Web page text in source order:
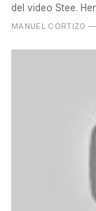
del video Stee.
MANUEL CORTIZO —